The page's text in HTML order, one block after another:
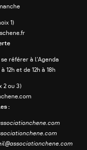
1)
référer à l’Agenda
12h et de 12h à 18h
2 ou 3)
: